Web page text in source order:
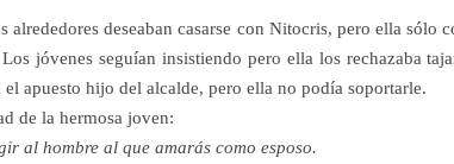
alrededores deseaban casarse con Nitocris, pero ella sólo
jóvenes seguían insistiendo pero ella los rechazaba
apuesto hijo del alcalde, pero ella no podía soportarle.
de la hermosa joven:
al hombre al que amarás como esposo.